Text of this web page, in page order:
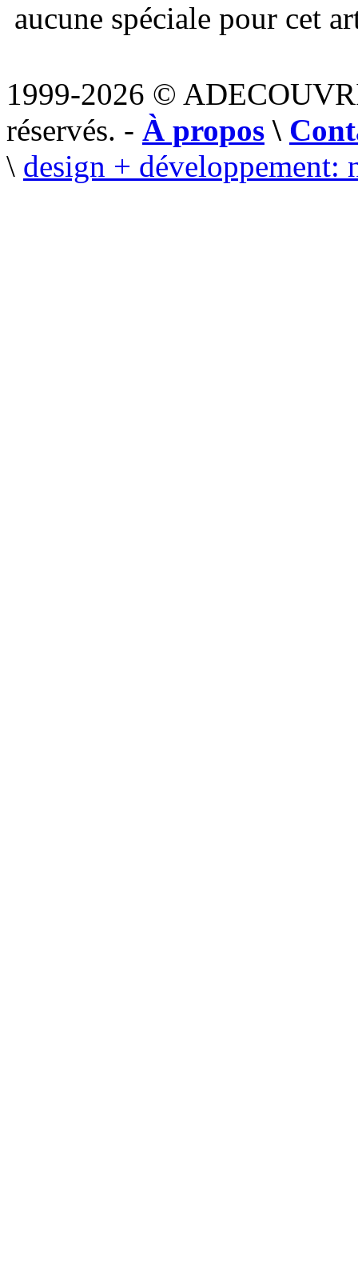
aucune spéciale pour cet
1999-2026 ©
réservés. - À propos \
\ design + développement: